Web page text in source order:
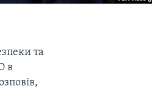
та
в